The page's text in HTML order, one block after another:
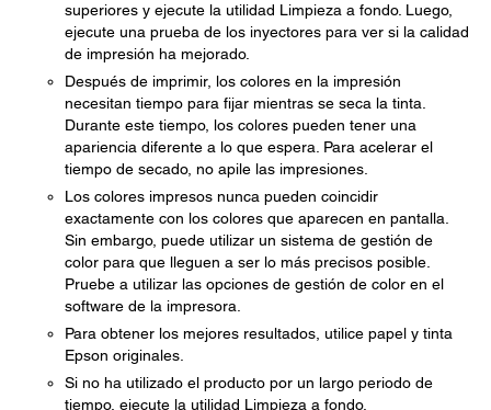
superiores y ejecute la utilidad Limpieza a fondo. Luego,
ejecute una prueba de los inyectores para ver si la calidad
de impresión ha mejorado.
Después de imprimir, los colores en la impresión
necesitan tiempo para fijar mientras se seca la tinta.
Durante este tiempo, los colores pueden tener una
apariencia diferente a lo que espera. Para acelerar el
tiempo de secado, no apile las impresiones.
Los colores impresos nunca pueden coincidir
exactamente con los colores que aparecen en pantalla.
Sin embargo, puede utilizar un sistema de gestión de
color para que lleguen a ser lo más precisos posible.
Pruebe a utilizar las opciones de gestión de color en el
software de la impresora.
Para obtener los mejores resultados, utilice papel y tinta
Epson originales.
Si no ha utilizado el producto por un largo periodo de
tiempo, ejecute la utilidad Limpieza a fondo.